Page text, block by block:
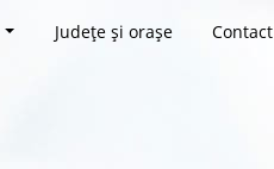
Județe și orașe Contact